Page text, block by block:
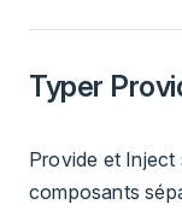
Typer
Provide et Inject
composants